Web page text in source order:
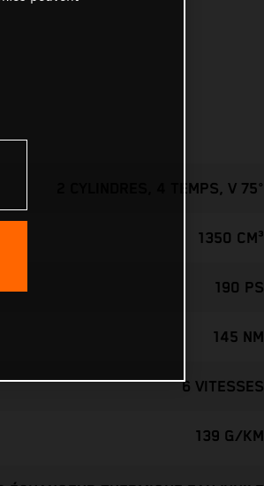
2 CYLINDRES, 4 TEMPS, V 75°
1350 CM³
190 PS
145 NM
6 VITESSES
139 G/KM